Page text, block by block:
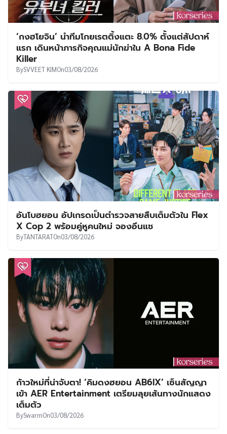
‘กงฮโยจิน’ นำทีมโกยเรตติ้งแตะ 8.0% ตั้งแต่สัปดาห์
แรก เดินหน้าภารกิจคุณแม่นักฆ่าใน A Bona Fide
Killer
BySVVEET KIMOn03/08/2026
อันโบฮยอน อัปเกรดเป็นตำรวจสายสืบเต็มตัวใน Flex
X Cop 2 พร้อมคู่หูคนใหม่ จองอึนแช
ByTANTARATOn03/08/2026
ก้าวใหม่ที่น่าจับตา! ‘คิมดงฮยอน AB6IX’ เซ็นสัญญา
เข้า AER Entertainment เตรียมลุยเส้นทางนักแสดง
เต็มตัว
BySwarmOn03/08/2026